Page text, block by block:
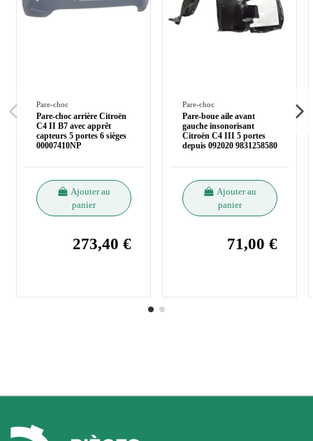
Pare-choc
Pare-choc arrière Citroën
C4 II B7 avec apprêt
capteurs 5 portes 6 sièges
00007410NP
Ajouter au
panier
273,40 €
Pare-choc
Pare-boue aile avant
gauche insonorisant
Citroën C4 III 5 portes
depuis 092020 9831258580
Ajouter au
panier
71,00 €